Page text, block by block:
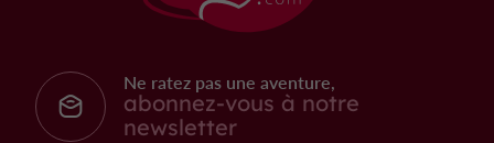
Ne ratez pas une aventure,
abonnez-vous à notre
newsletter